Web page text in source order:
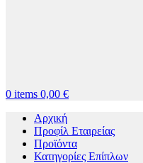
0 items 0,00 €
Αρχική
Προφίλ Εταιρείας
Προϊόντα
Κατηγορίες Επίπλων